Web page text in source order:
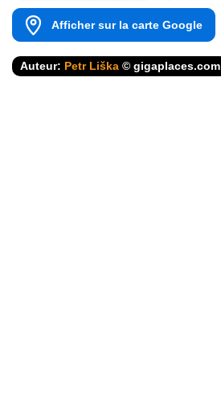
Afficher sur la carte Google
Auteur: Petr Liška © gigaplaces.com